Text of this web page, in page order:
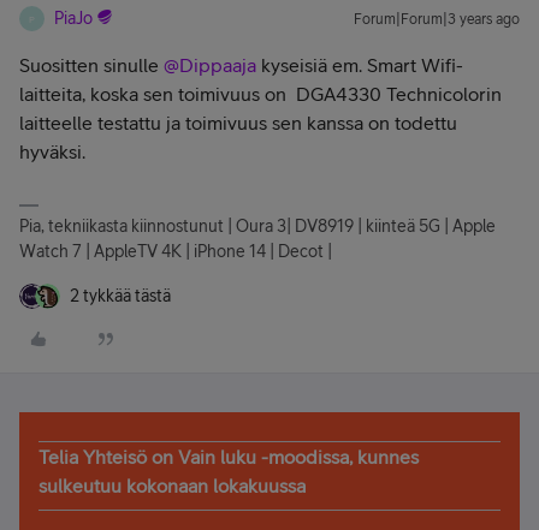
PiaJo Forum|Forum|3 years ago
Suositten sinulle @Dippaaja kyseisiä em. Smart Wifi-
laitteita, koska sen toimivuus on DGA4330 Technicolorin
laitteelle testattu ja toimivuus sen kanssa on todettu
hyväksi.
Pia, tekniikasta kiinnostunut | Oura 3| DV8919 | kiinteä 5G | Apple
Watch 7 | AppleTV 4K | iPhone 14 | Decot |
2 tykkää tästä
Telia Yhteisö on Vain luku -moodissa, kunnes
sulkeutuu kokonaan lokakuussa